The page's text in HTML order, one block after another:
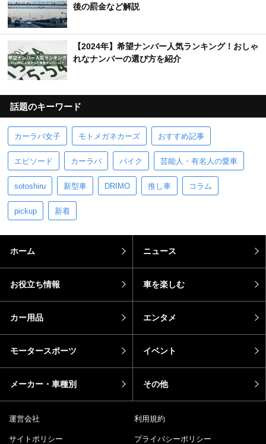
後の罰金など解説
【2024年】希望ナンバー人気ランキング！おしゃ
れなナンバーの選び方を紹介
話題のキーワード
カーラバ女子 モトメガネカーズ おすすめ記事
エピソード カーラバ バイク 芸能人・有名人の愛車
sotoshiru 新型車 DRIMO 推し車 コラム
pickup 新着
ホーム ニュース
お役立ち情報 車を楽しむ
カー用品 エンタメ
モータースポーツ イベント
メーカー・車種別 その他
運営会社 利用規約
サイトポリシー プライバシーポリシー